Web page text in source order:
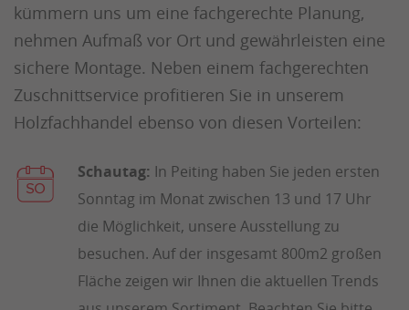
kümmern uns um eine fachgerechte Planung,
nehmen Aufmaß vor Ort und gewährleisten eine
sichere Montage. Neben einem fachgerechten
Zuschnittservice profitieren Sie in unserem
Holzfachhandel ebenso von diesen Vorteilen:
Schautag: In Peiting haben Sie jeden ersten
Sonntag im Monat zwischen 13 und 17 Uhr
die Möglichkeit, unsere Ausstellung zu
besuchen. Auf der insgesamt 800m2 großen
Fläche zeigen wir Ihnen die aktuellen Trends